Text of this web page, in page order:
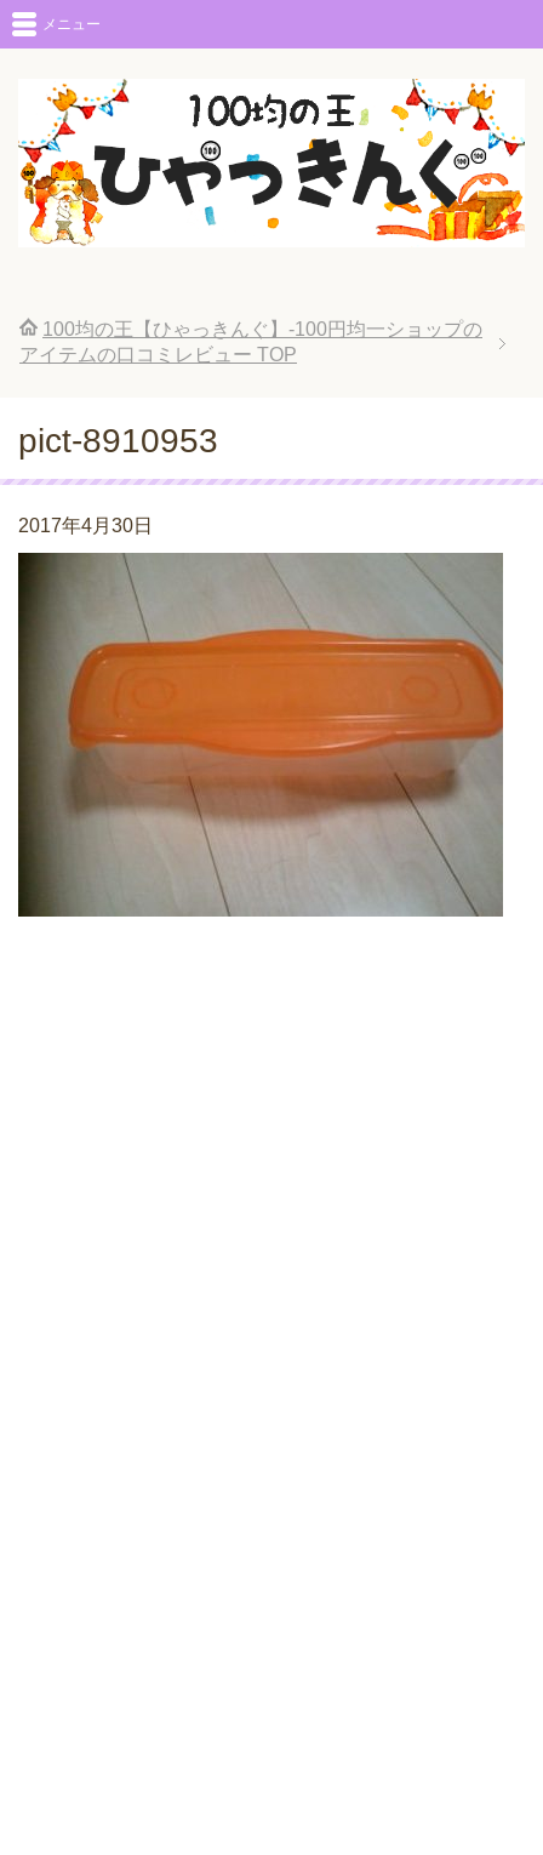
メニュー
100均の王【ひゃっきんぐ】-100円均一ショップの
アイテムの口コミレビュー TOP
pict-8910953
2017年4月30日